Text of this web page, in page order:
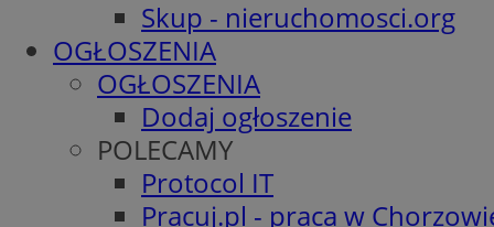
Skup - nieruchomosci.org
OGŁOSZENIA
OGŁOSZENIA
Dodaj ogłoszenie
POLECAMY
Protocol IT
Pracuj.pl - praca w